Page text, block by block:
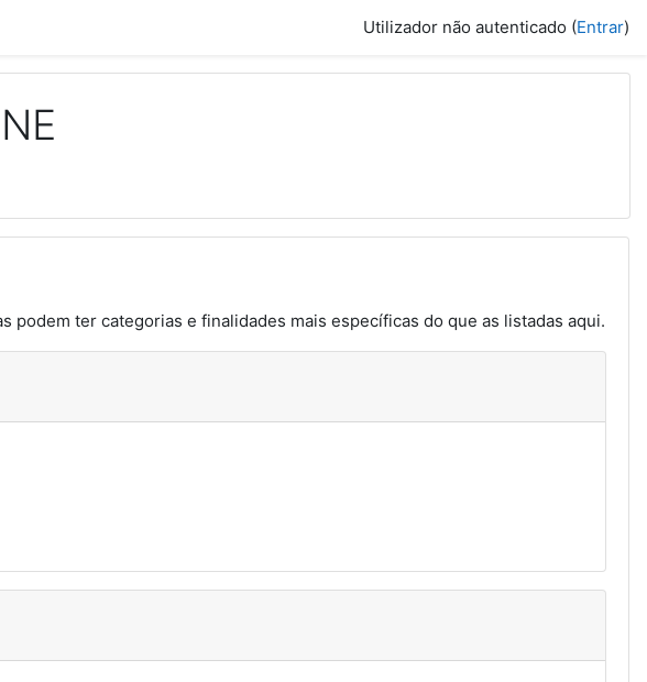
Utilizador não autenticado (Entrar)
ter categorias e finalidades mais específicas do que as listadas aqui.